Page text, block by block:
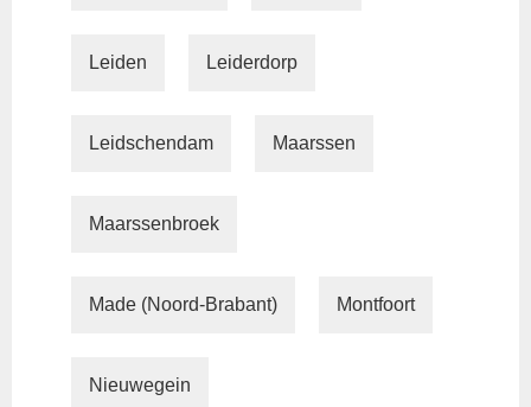
Leiden Leiderdorp
Leidschendam Maarssen
Maarssenbroek
Made (Noord-Brabant) Montfoort
Nieuwegein